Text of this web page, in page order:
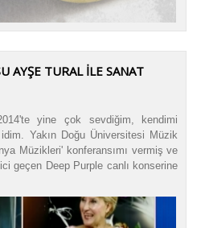
AYŞE TURAL İLE SANAT
yine çok sevdiğim, kendimi
Yakın Doğu Üniversitesi Müzik
Müzikleri' konferansımı vermiş ve
geçen Deep Purple canlı konserine